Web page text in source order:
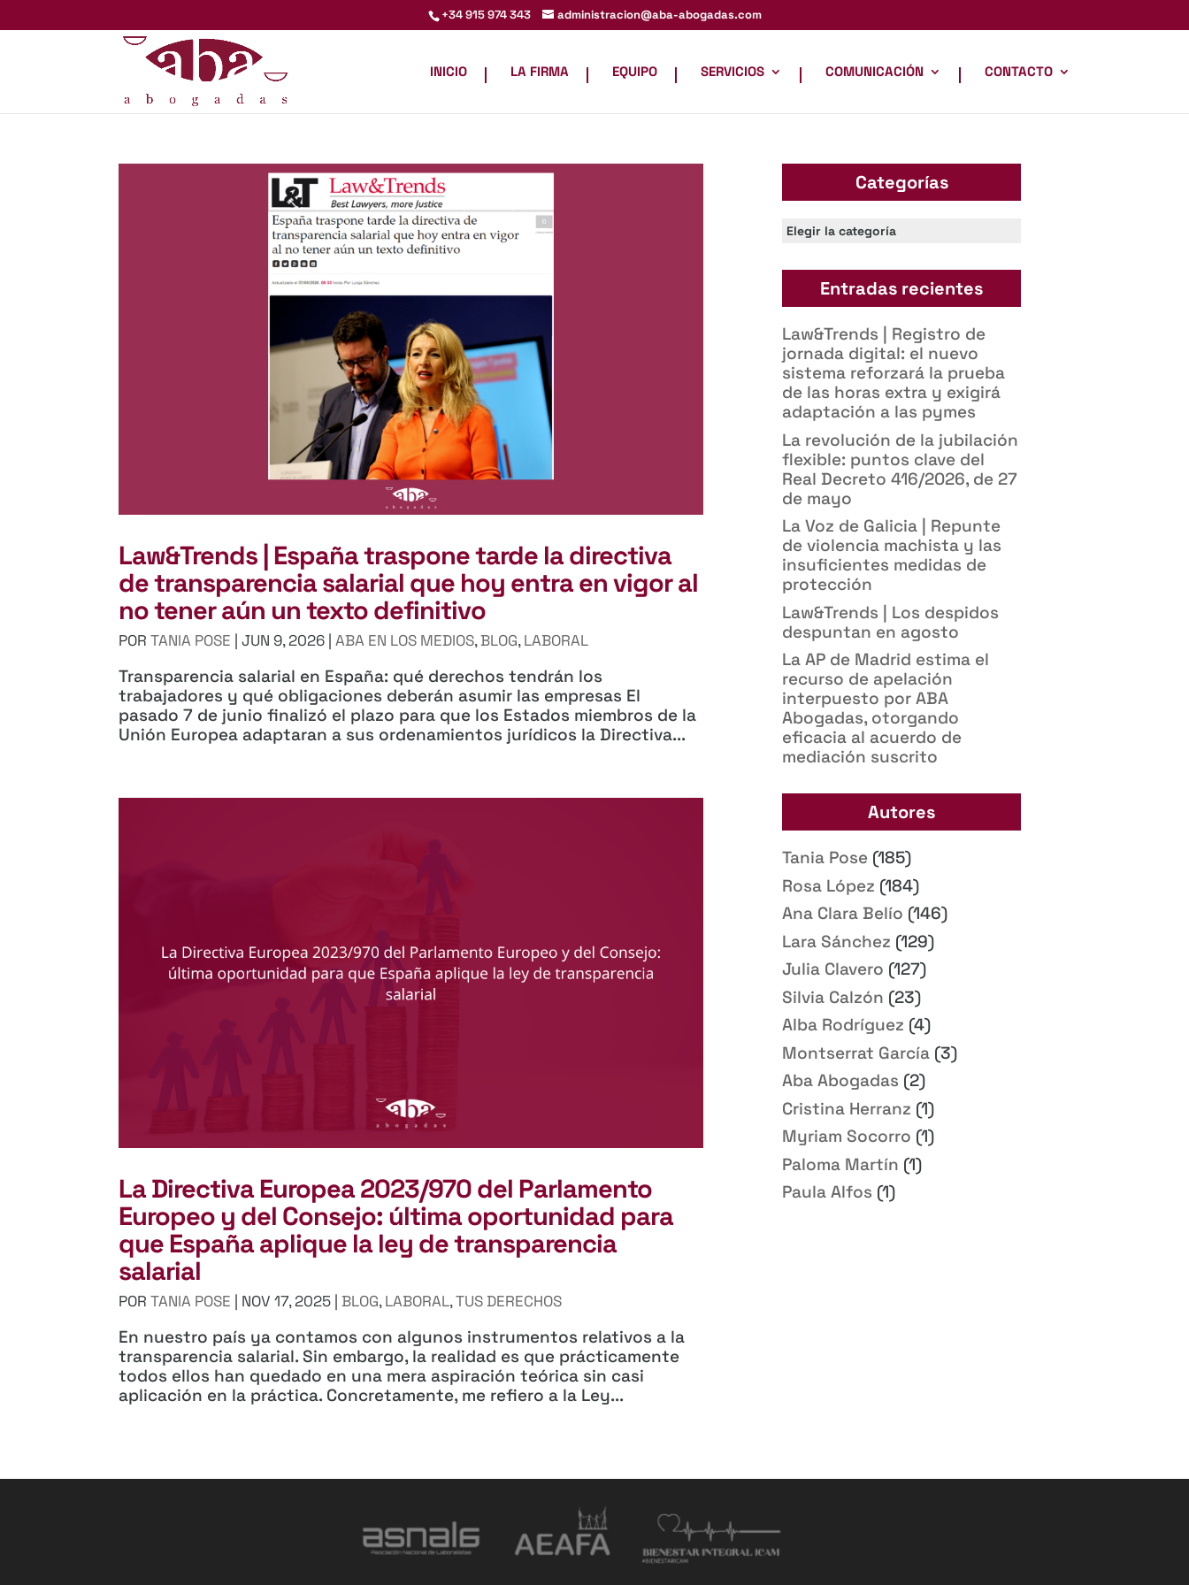
+34 915 974 343 administracion@aba-abogadas.com
INICIO LA FIRMA EQUIPO SERVICIOS COMUNICACIÓN CONTACTO
Law&Trends | España traspone tarde la directiva
de transparencia salarial que hoy entra en vigor al
no tener aún un texto definitivo
PORTANIA POSE |JUN 9, 2026 |ABA EN LOS MEDIOS,BLOG,LABORAL
Transparencia salarial en España: qué derechos tendrán los
trabajadores y qué obligaciones deberán asumir las empresas El
pasado 7 de junio finalizó el plazo para que los Estados miembros de la
Unión Europea adaptaran a sus ordenamientos jurídicos la Directiva...
La Directiva Europea 2023/970 del Parlamento
Europeo y del Consejo: última oportunidad para
que España aplique la ley de transparencia
salarial
PORTANIA POSE | NOV 17, 2025 |BLOG,LABORAL,TUS DERECHOS
En nuestro país ya contamos con algunos instrumentos relativos a la
transparencia salarial. Sin embargo, la realidad es que prácticamente
todos ellos han quedado en una mera aspiración teórica sin casi
aplicación en la práctica. Concretamente, me refiero a la Ley...
Categorías
Categorías
Entradas recientes
Law&Trends | Registro de
jornada digital: el nuevo
sistema reforzará la prueba
de las horas extra y exigirá
adaptación a las pymes
La revolución de la jubilación
flexible: puntos clave del
Real Decreto 416/2026, de 27
de mayo
La Voz de Galicia | Repunte
de violencia machista y las
insuficientes medidas de
protección
Law&Trends | Los despidos
despuntan en agosto
La AP de Madrid estima el
recurso de apelación
interpuesto por ABA
Abogadas, otorgando
eficacia al acuerdo de
mediación suscrito
Autores
Tania Pose (185)
Rosa López (184)
Ana Clara Belío (146)
Lara Sánchez (129)
Julia Clavero (127)
Silvia Calzón (23)
Alba Rodríguez (4)
Montserrat García (3)
Aba Abogadas (2)
Cristina Herranz (1)
Myriam Socorro (1)
Paloma Martín (1)
Paula Alfos (1)